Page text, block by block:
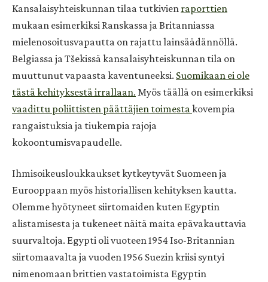
Kansalaisyhteiskunnan tilaa tutkivien raporttien
mukaan esimerkiksi Ranskassa ja Britanniassa
mielenosoitusvapautta on rajattu lainsäädännöllä.
Belgiassa ja Tšekissä kansalaisyhteiskunnan tila on
muuttunut vapaasta kaventuneeksi. Suomikaan ei ole
tästä kehityksestä irrallaan. Myös täällä on esimerkiksi
vaadittu poliittisten päättäjien toimestakovempia
rangaistuksia ja tiukempia rajoja
kokoontumisvapaudelle.
Ihmisoikeusloukkaukset kytkeytyvät Suomeen ja
Eurooppaan myös historiallisen kehityksen kautta.
Olemme hyötyneet siirtomaiden kuten Egyptin
alistamisesta ja tukeneet näitä maita epävakauttavia
suurvaltoja. Egypti oli vuoteen 1954 Iso-Britannian
siirtomaavalta ja vuoden 1956 Suezin kriisi syntyi
nimenomaan brittien vastatoimista Egyptin